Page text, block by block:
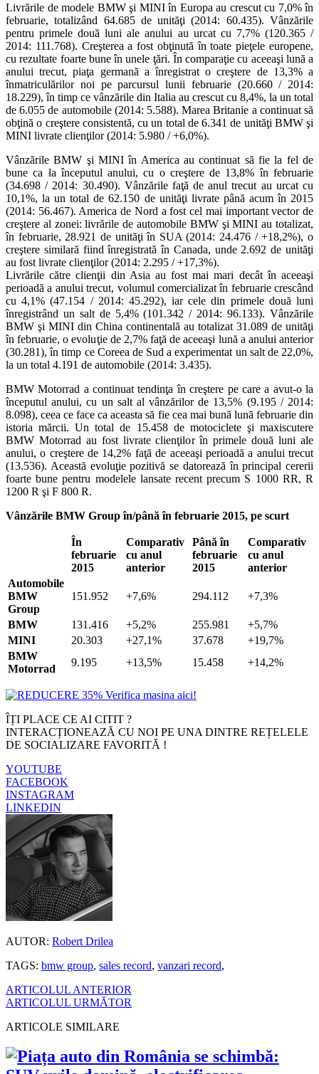
Livrările de modele BMW şi MINI în Europa au crescut cu 7,0% în
februarie, totalizând 64.685 de unităţi (2014: 60.435). Vânzările
pentru primele două luni ale anului au urcat cu 7,7% (120.365 /
2014: 111.768). Creşterea a fost obţinută în toate pieţele europene,
cu rezultate foarte bune în unele ţări. În comparaţie cu aceeaşi lună a
anului trecut, piaţa germană a înregistrat o creştere de 13,3% a
înmatriculărilor noi pe parcursul lunii februarie (20.660 / 2014:
18.229), în timp ce vânzările din Italia au crescut cu 8,4%, la un total
de 6.055 de automobile (2014: 5.588). Marea Britanie a continuat să
obţină o creştere consistentă, cu un total de 6.341 de unităţi BMW şi
MINI livrate clienţilor (2014: 5.980 / +6,0%).
Vânzările BMW şi MINI în America au continuat să fie la fel de
bune ca la începutul anului, cu o creştere de 13,8% în februarie
(34.698 / 2014: 30.490). Vânzările faţă de anul trecut au urcat cu
10,1%, la un total de 62.150 de unităţi livrate până acum în 2015
(2014: 56.467). America de Nord a fost cel mai important vector de
creştere al zonei: livrările de automobile BMW şi MINI au totalizat,
în februarie, 28.921 de unităţi în SUA (2014: 24.476 / +18,2%), o
creştere similară fiind înregistrată în Canada, unde 2.692 de unităţi
au fost livrate clienţilor (2014: 2.295 / +17,3%).
Livrările către clienţii din Asia au fost mai mari decât în aceeaşi
perioadă a anului trecut, volumul comercializat în februarie crescând
cu 4,1% (47.154 / 2014: 45.292), iar cele din primele două luni
înregistrând un salt de 5,4% (101.342 / 2014: 96.133). Vânzările
BMW şi MINI din China continentală au totalizat 31.089 de unităţi
în februarie, o evoluţie de 2,7% faţă de aceeaşi lună a anului anterior
(30.281), în timp ce Coreea de Sud a experimentat un salt de 22,0%,
la un total 4.191 de automobile (2014: 3.435).
BMW Motorrad a continuat tendinţa în creştere pe care a avut-o la
începutul anului, cu un salt al vânzărilor de 13,5% (9.195 / 2014:
8.098), ceea ce face ca aceasta să fie cea mai bună lună februarie din
istoria mărcii. Un total de 15.458 de motociclete şi maxiscutere
BMW Motorrad au fost livrate clienţilor în primele două luni ale
anului, o creştere de 14,2% faţă de aceeaşi perioadă a anului trecut
(13.536). Această evoluţie pozitivă se datorează în principal cererii
foarte bune pentru modelele lansate recent precum S 1000 RR, R
1200 R şi F 800 R.
Vânzările BMW Group în/până în februarie 2015, pe scurt
În
februarie
2015
Comparativ
cu anul
anterior
Până în
februarie
2015
Comparativ
cu anul
anterior
Automobile
BMW
Group
151.952 +7,6% 294.112 +7,3%
BMW 131.416 +5,2% 255.981
+5,7%
MINI
20.303 +27,1% 37.678
+19,7%
BMW
Motorrad
9.195 +13,5% 15.458 +14,2%
ÎȚI PLACE CE AI CITIT ?
INTERACȚIONEAZĂ CU NOI PE UNA DINTRE REȚELELE
DE SOCIALIZARE FAVORITĂ !
YOUTUBE
FACEBOOK
INSTAGRAM
LINKEDIN
AUTOR: Robert Drilea
TAGS: bmw group, sales record, vanzari record,
ARTICOLUL ANTERIOR
ARTICOLUL URMĂTOR
ARTICOLE SIMILARE